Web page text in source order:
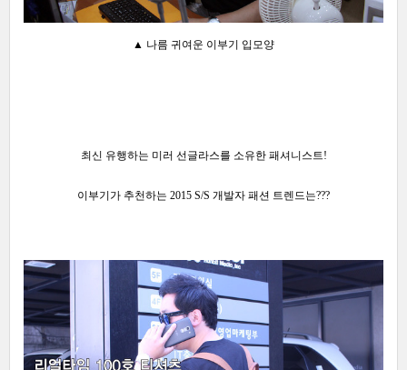
▲ 나름 귀여운 이부기 입모양
최신 유행하는 미러 선글라스를 소유한 패셔니스트!
이부기가 추천하는 2015 S/S 개발자 패션 트렌드는???